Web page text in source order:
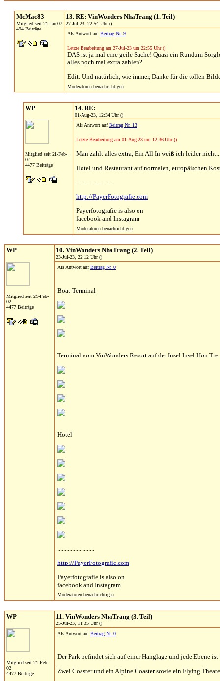
McMac83
Mitglied seit 21-Jan-07
494 Beiträge
13. RE: VinWonders NhaTrang (1. Teil)
27-Jul-23, 22:54 Uhr ()
Als Antwort aufBeitrag Nr. 9
Letzte Bearbeitung am 27-Jul-23 um 22:55 Uhr ()
DAS ist ja mal eine geile Sache! Quasi ein Rundum
alles noch mal extra zahlen?
Edit: Und natürlich, wie immer, Danke für die tollen
Moderatoren benachrichtigen
WP
Mitglied seit 21-Feb-
02
4477 Beiträge
14. RE:
01-Aug-23, 12:34 Uhr ()
Als Antwort aufBeitrag Nr. 13
Letzte Bearbeitung am 01-Aug-23 um 12:36 Uhr ()
Man zahlt alles extra, Ein All In weiß ich leider nicht...
Hotel und Restaurant auf normalen, europäischen
.........................
http://PayerFotografie.com
Payerfotografie is also on
facebook and Instagram
Moderatoren benachrichtigen
WP
Mitglied seit 21-Feb-
02
4477 Beiträge
10. VinWonders NhaTrang (2. Teil)
23-Jul-23, 22:12 Uhr ()
Als Antwort aufBeitrag Nr. 0
Boat-Terminal
Terminal vom VinWonders Resort auf der Insel Insel Hon Tre
Hotel
.........................
http://PayerFotografie.com
Payerfotografie is also on
facebook and Instagram
Moderatoren benachrichtigen
WP
Mitglied seit 21-Feb-
02
4477 Beiträge
11. VinWonders NhaTrang (3. Teil)
25-Jul-23, 11:35 Uhr ()
Als Antwort aufBeitrag Nr. 0
Der Park befindet sich auf einer Hanglage und jede Ebene
Zwei Coaster und ein Alpine Coaster sowie ein Flying